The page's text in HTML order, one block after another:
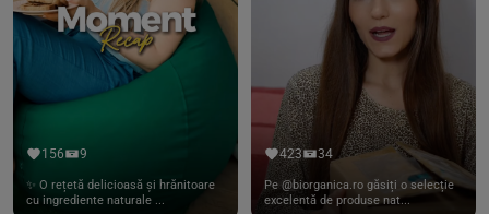
156 9
✨ O rețetă delicioasă și hrănitoare
cu ingrediente naturale ...
423 34
Pe @biorganica.ro găsiți o selecție
excelentă de produse nat...